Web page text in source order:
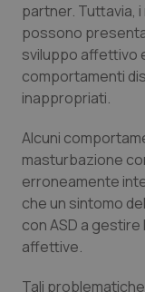
Psoriasi &
Quotidiano
Quotidiano
Quotidiano
partner. Tuttavia,
possono
sviluppo affettivo
comportamenti
inappropriati.
Alcuni
masturbazione
erroneamente
che un sintomo
con ASD a
affettive.
Tali